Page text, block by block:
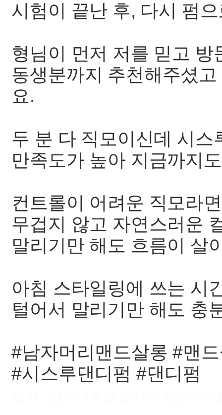
시험이 끝난 후, 다시 펌
형님이 먼저 저를 믿고 방
동생분까지 추천해주셨
요.
두 분 다 직모이신데 시
만족도가 높아 지금까지
컨트롤이 어려운 직모라면
무겁지 않고 자연스러운
말리기만 해도 흐름이 살
아침 스타일링에 쓰는 시
털어서 말리기만 해도 충
#남자머리맨드살롱 #맨
#시스루댄디펌 #댄디펌